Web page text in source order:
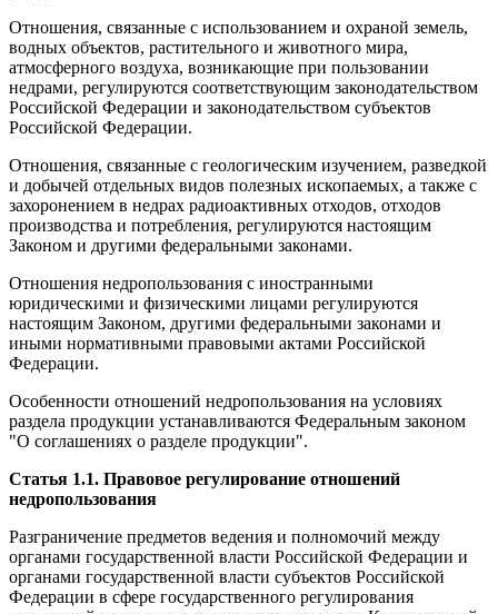
Отношения, связанные с использованием и охраной земель,
водных объектов, растительного и животного мира,
атмосферного воздуха, возникающие при пользовании
недрами, регулируются соответствующим законодательством
Российской Федерации и законодательством субъектов
Российской Федерации.
Отношения, связанные с геологическим изучением, разведкой
и добычей отдельных видов полезных ископаемых, а также с
захоронением в недрах радиоактивных отходов, отходов
производства и потребления, регулируются настоящим
Законом и другими федеральными законами.
Отношения недропользования с иностранными
юридическими и физическими лицами регулируются
настоящим Законом, другими федеральными законами и
иными нормативными правовыми актами Российской
Федерации.
Особенности отношений недропользования на условиях
раздела продукции устанавливаются Федеральным законом
"О соглашениях о разделе продукции".
Статья 1.1. Правовое регулирование отношений
недропользования
Разграничение предметов ведения и полномочий между
органами государственной власти Российской Федерации и
органами государственной власти субъектов Российской
Федерации в сфере государственного регулирования